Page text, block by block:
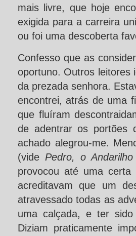
mais livre, que hoje
exigida para a carreira
ou foi uma descoberta
Confesso que as
oportuno. Outros leitores
da prezada senhora.
encontrei, atrás de uma
que fluíram
de adentrar os portões
achado alegrou-me.
(vide Pedro, o
provocou até uma certa
acreditavam que um
atravessado todas as
uma calçada, e ter
Diziam praticamente